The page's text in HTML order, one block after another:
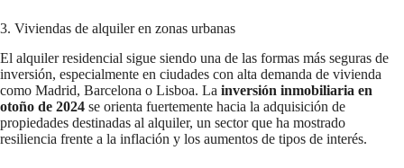
3. Viviendas de alquiler en zonas urbanas
El alquiler residencial sigue siendo una de las formas más seguras de
inversión, especialmente en ciudades con alta demanda de vivienda
como Madrid, Barcelona o Lisboa. La inversión inmobiliaria en
otoño de 2024 se orienta fuertemente hacia la adquisición de
propiedades destinadas al alquiler, un sector que ha mostrado
resiliencia frente a la inflación y los aumentos de tipos de interés.